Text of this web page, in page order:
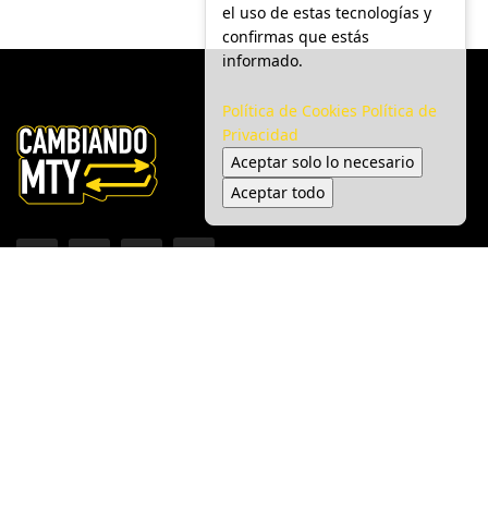
el uso de estas tecnologías y
confirmas que estás
informado.
Política de Cookies Política de
Privacidad
Aceptar solo lo necesario
Aceptar todo